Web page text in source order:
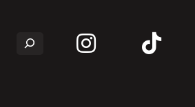
Rechercher